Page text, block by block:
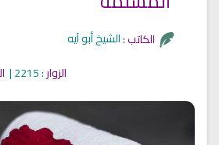
الكاتب :
الزوار: 2215 |